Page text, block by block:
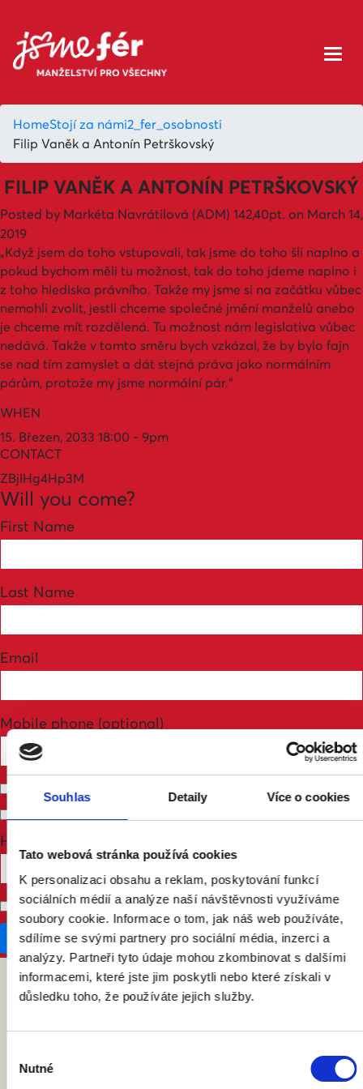
Souhlas Detaily Více o cookies
Tato webová stránka používá cookies
K personalizaci obsahu a reklam, poskytování funkcí
sociálních médií a analýze naší návštěvnosti využíváme
soubory cookie. Informace o tom, jak náš web používáte,
sdílíme se svými partnery pro sociální média, inzerci a
analýzy. Partneři tyto údaje mohou zkombinovat s dalšími
informacemi, které jste jim poskytli nebo které získali v
důsledku toho, že používáte jejich služby.
souhlasu
Nutné
HomeStojí za námi2_fer_osobnosti
Filip Vaněk a Antonín Petrškovský
FILIP VANĚK A ANTONÍN PETRŠKOVSKÝ
Posted by Markéta Navrátilová (ADM) 142,40pt. on March 14,
2019
„Když jsem do toho vstupovali, tak jsme do toho šli naplno a
pokud bychom měli tu možnost, tak do toho jdeme naplno i
z toho hlediska právního. Takže my jsme si na začátku vůbec
nemohli zvolit, jestli chceme společné jmění manželů anebo
je chceme mít rozdělená. Tu možnost nám legislativa vůbec
nedává. Takže v tomto směru bych vzkázal, že by bylo fajn
se nad tím zamyslet a dát stejná práva jako normálním
párům, protože my jsme normální pár.“
WHEN
15. Březen, 2033 18:00 - 9pm
CONTACT
ZBjIHg4Hp3M
Will you come?
First Name
Last Name
Email
Mobile phone (optional)
Send me email updates
Send me text messages
How many other people are you bringing?
Don't publish my RSVP on the website
ABY VÁM O MANŽELSTVÍ NIC
NEUNIKLO